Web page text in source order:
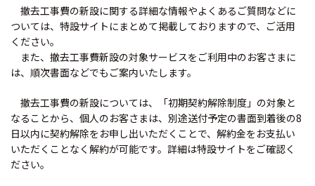
撤去工事費の新設に関する詳細な情報やよくあるご質問などに
ついては、特設サイトにまとめて掲載しておりますので、ご活用
ください。
また、撤去工事費新設の対象サービスをご利用中のお客さまに
は、順次書面などでもご案内いたします。
撤去工事費の新設については、「初期契約解除制度」の対象と
なることから、個人のお客さまは、別途送付予定の書面到着後の8
日以内に契約解除をお申し出いただくことで、解約金をお支払い
いただくことなく解約が可能です。詳細は特設サイトをご確認く
ださい。